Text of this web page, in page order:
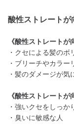
酸性ストレートが
《酸性ストレートが
・クセによる髪のボ
・ブリーチやカラー
・髪のダメージが気
《酸性ストレートが
・強いクセをしっか
・臭いに敏感な人